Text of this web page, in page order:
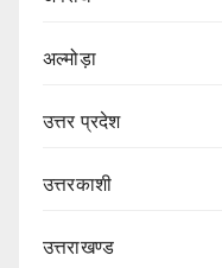
अल्मोड़ा
उत्तर प्रदेश
उत्तरकाशी
उत्तराखण्ड